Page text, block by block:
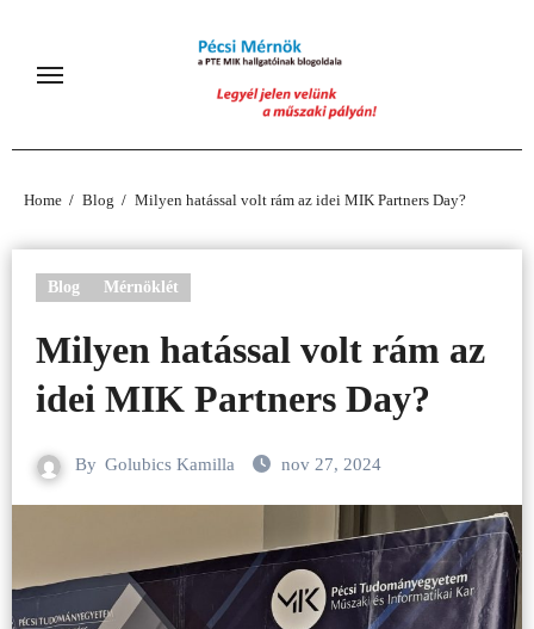
content
Home Blog Milyen hatással volt rám az idei MIK Partners Day?
Blog Mérnöklét
Milyen hatással volt rám az
idei MIK Partners Day?
By Golubics Kamilla nov 27, 2024